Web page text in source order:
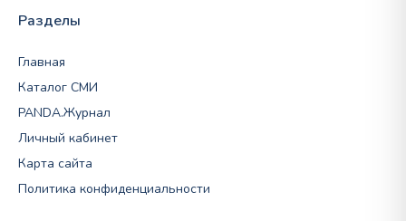
Разделы
Главная
Каталог СМИ
PANDA.Журнал
Личный кабинет
Карта сайта
Политика конфиденциальности